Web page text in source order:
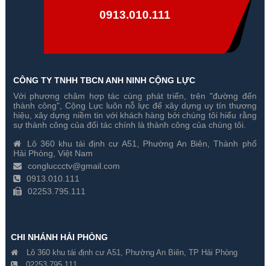
Trọn Bộ 3 Camera Hikvision 5
Megapixel
Gía hãng : ₫
₫
Trọn Bộ 4 Camera Hikvision 5
Megapixel
Gía hãng : ₫
₫
0913.010.111
CÔNG TY TNHH TBCN ANH NINH CỘNG LỰC
Với phương châm hợp tác cùng phát triển, trên "đường đến
thành công", Cộng Lực luôn nỗ lực để xây dựng uy tín thương
hiệu, xây dựng niềm tin với khách hàng bởi chúng tôi hiểu rằng
sự thành công của đối tác chính là thành công của chúng tôi.
Lô 360 khu tái định cư A51, Phường An Biên, Thành phố
Hải Phòng, Việt Nam
congluccctv@gmail.com
0913.010.111
02253.795.111
CHI NHÁNH HẢI PHÒNG
Lô 360 khu tái định cư A51, Phường An Biên, TP Hải Phòng